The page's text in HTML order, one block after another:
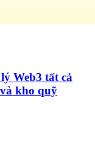
Web3 tất cả
kho quỹ